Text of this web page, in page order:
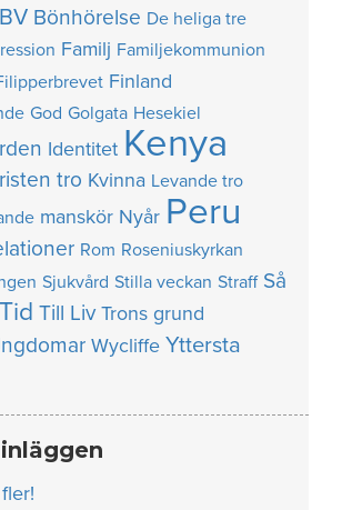
BV Bönhörelse De heliga tre
Familj Familjekommunion
Finland
God Golgata Hesekiel
Identitet Kenya
tro Kvinna Levande tro
manskör Nyår Peru
Rom Roseniuskyrkan
Sjukvård Stilla veckan Straff Så
Tid Till Liv Trons grund
Wycliffe Yttersta